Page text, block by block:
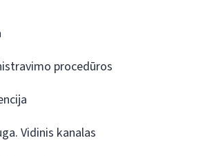
procedūros
Vidinis kanalas